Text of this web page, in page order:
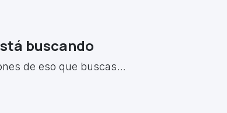
buscando
de eso que buscas...